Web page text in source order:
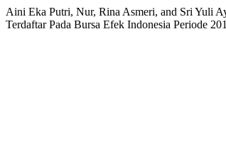
Aini Eka Putri, Nur, Rina Asmeri, and Sri Yuli
Terdaftar Pada Bursa Efek Indonesia Periode